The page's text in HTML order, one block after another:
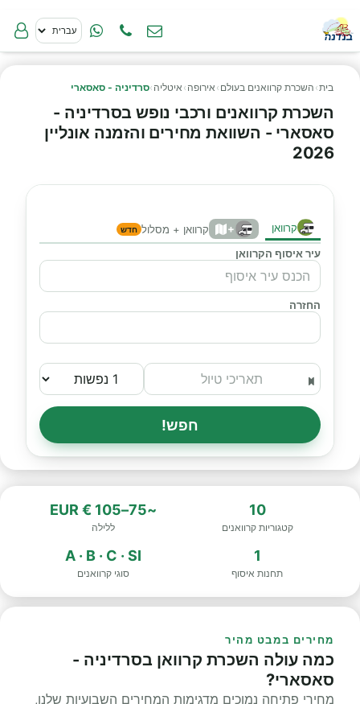
בית› השכרת קרוואנים בעולם › אירופה › איטליה ›סרדיניה - סאסארי
השכרת קרוואנים ורכבי נופש בסרדיניה -
סאסארי - השוואת מחירים והזמנה אונליין
2026
קרוואן + קרוואן + מסלול חדש
עיר איסוף הקרוואן
החזרה
חפש!
10
קטגוריות קרוואנים
~75–105 € EUR
ללילה
1
תחנות איסוף
A · B · C · SI
סוגי קרוואנים
מחירים במבט מהיר
כמה עולה השכרת קרוואן בסרדיניה -
סאסארי?
מחירי פתיחה נמוכים מדגימות המחירים השבועיות שלנו,